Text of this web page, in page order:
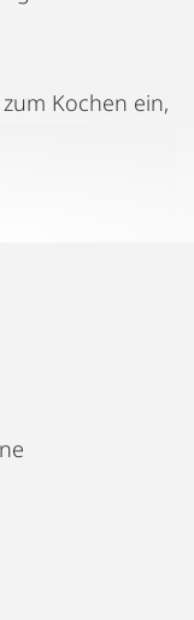
Kochen ein,
Geschäfte,
der Tür bzw.
Städtereisende,
suchen –